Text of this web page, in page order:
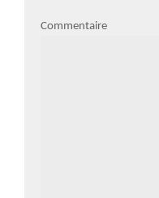
Commentaire